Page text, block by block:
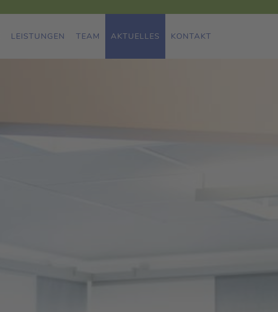
LEISTUNGEN TEAM AKTUELLES KONTAKT